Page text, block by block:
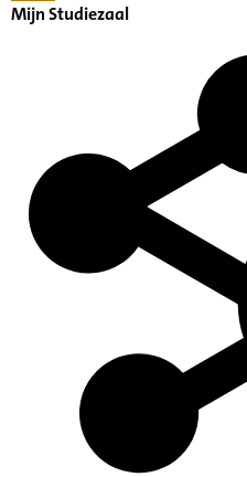
Mijn Studiezaal